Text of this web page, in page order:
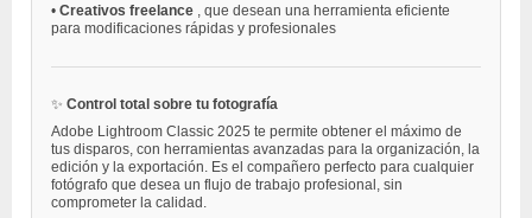
• Creativos freelance
, que desean una herramienta eficiente
para modificaciones rápidas y profesionales
✨ Control total sobre tu fotografía
Adobe Lightroom Classic 2025 te permite obtener el máximo de
tus disparos, con herramientas avanzadas para la organización, la
edición y la exportación. Es el compañero perfecto para cualquier
fotógrafo que desea un flujo de trabajo profesional, sin
comprometer la calidad.